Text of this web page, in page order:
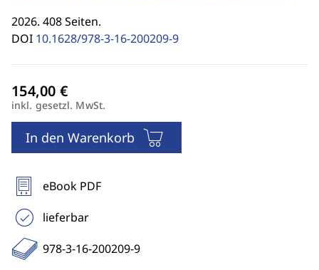
2026. 408 Seiten.
DOI 10.1628/978-3-16-200209-9
inkl. gesetzl. MwSt.
In den Warenkorb
eBook PDF
lieferbar
978-3-16-200209-9